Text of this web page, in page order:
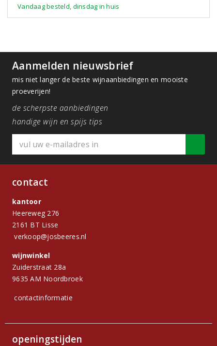
Vandaag besteld, dinsdag in huis
Aanmelden nieuwsbrief
mis niet langer de beste wijnaanbiedingen en mooiste
proeverijen!
de scherpste aanbiedingen
handige wijn en spijs tips
contact
kantoor
Heereweg 276
2161 BT Lisse
verkoop@josbeeres.nl
wijnwinkel
Zuiderstraat 28a
9635 AM Noordbroek
contactinformatie
openingstijden